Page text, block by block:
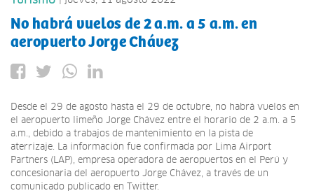
No habrá vuelos de 2 a.m. a 5 a.m. en
aeropuerto Jorge Chávez
Desde el 29 de agosto hasta el 29 de octubre, no habrá vuelos en
el aeropuerto limeño Jorge Chávez entre el horario de 2 a.m. a 5
a.m., debido a trabajos de mantenimiento en la pista de
aterrizaje. La información fue confirmada por Lima Airport
Partners (LAP), empresa operadora de aeropuertos en el Perú y
concesionaria del aeropuerto Jorge Chávez, a través de un
comunicado publicado en Twitter.